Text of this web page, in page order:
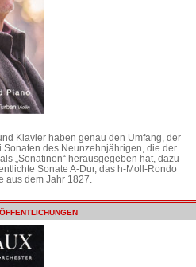
Klavier haben genau den Umfang, der
Sonaten des Neunzehnjährigen, die der
„Sonatinen“ herausgegeben hat, dazu
Sonate A-Dur, das h-Moll-Rondo
aus dem Jahr 1827.